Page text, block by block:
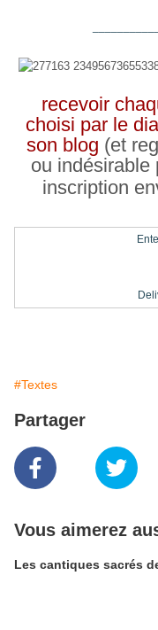
recevoir
choisi par le
son blog (et
ou indésirable
inscription
#Textes
Partager
Vous aimerez
Les cantiques sacrés